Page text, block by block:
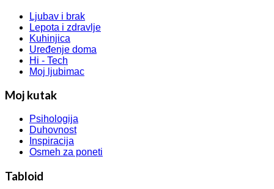
Ljubav i brak
Lepota i zdravlje
Kuhinjica
Uređenje doma
Hi - Tech
Moj ljubimac
Moj kutak
Psihologija
Duhovnost
Inspiracija
Osmeh za poneti
Tabloid